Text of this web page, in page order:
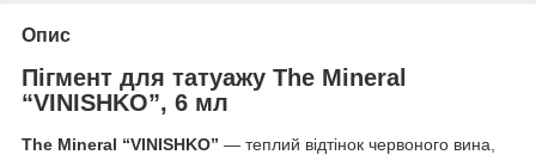
Опис
Пігмент для татуажу The Mineral
“VINISHKO”, 6 мл
The Mineral “VINISHKO” — теплий відтінок червоного вина,